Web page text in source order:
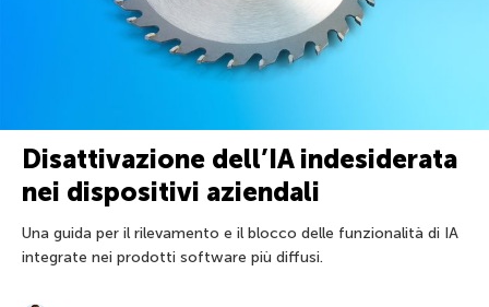
Disattivazione dell’IA indesiderata
nei dispositivi aziendali
Una guida per il rilevamento e il blocco delle funzionalità di IA
integrate nei prodotti software più diffusi.